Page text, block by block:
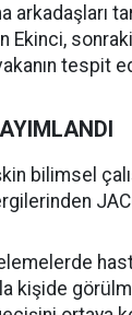
arkadaşları
Ekinci,
tespit
bilimsel
kişide